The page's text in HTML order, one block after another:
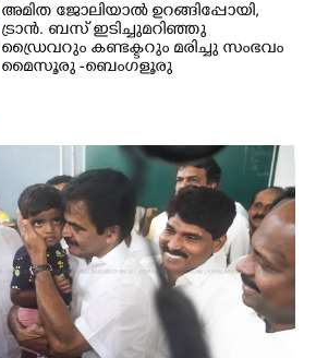
അമിത ജോലിയാൽ ഉറങ്ങിപ്പോയി,
ട്രാൻ. ബസ് ഇടിച്ചുമറിഞ്ഞു
ഡ്രൈവറും കണ്ടക്ടറും മരിച്ചു സംഭവം
മൈസൂരു -ബെംഗളൂരു